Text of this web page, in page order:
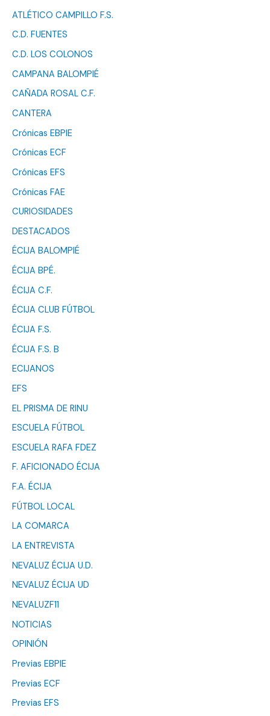
ATLÉTICO CAMPILLO F.S.
C.D. FUENTES
C.D. LOS COLONOS
CAMPANA BALOMPIÉ
CAÑADA ROSAL C.F.
CANTERA
Crónicas EBPIE
Crónicas ECF
Crónicas EFS
Crónicas FAE
CURIOSIDADES
DESTACADOS
ÉCIJA BALOMPIÉ
ÉCIJA BPÉ.
ÉCIJA C.F.
ÉCIJA CLUB FÚTBOL
ÉCIJA F.S.
ÉCIJA F.S. B
ECIJANOS
EFS
EL PRISMA DE RINU
ESCUELA FÚTBOL
ESCUELA RAFA FDEZ
F. AFICIONADO ÉCIJA
F.A. ÉCIJA
FÚTBOL LOCAL
LA COMARCA
LA ENTREVISTA
NEVALUZ ÉCIJA U.D.
NEVALUZ ÉCIJA UD
NEVALUZF11
NOTICIAS
OPINIÓN
Previas EBPIE
Previas ECF
Previas EFS